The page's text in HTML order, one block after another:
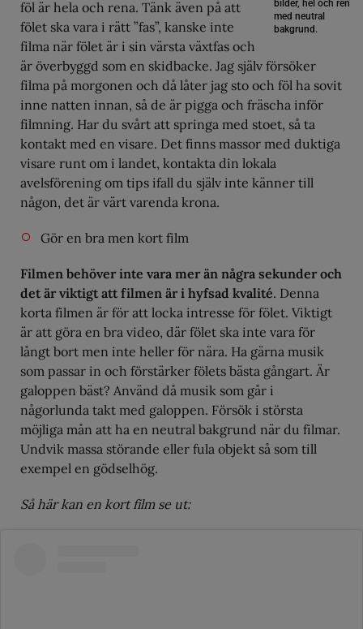
bilder, hel och ren
med neutral
bakgrund.
föl är hela och rena. Tänk även på att
fölet ska vara i rätt ”fas”, kanske inte
filma när fölet är i sin värsta växtfas och
är överbyggd som en skidbacke. Jag själv försöker
filma på morgonen och då låter jag sto och föl ha sovit
inne natten innan, så de är pigga och fräscha inför
filmning. Har du svårt att springa med stoet, så ta
kontakt med en visare. Det finns massor med duktiga
visare runt om i landet, kontakta din lokala
avelsförening om tips ifall du själv inte känner till
någon, det är värt varenda krona.
Gör en bra men kort film
Filmen behöver inte vara mer än några sekunder och
det är viktigt att filmen är i hyfsad kvalité. Denna
korta filmen är för att locka intresse för fölet. Viktigt
är att göra en bra video, där fölet ska inte vara för
långt bort men inte heller för nära. Ha gärna musik
som passar in och förstärker fölets bästa gångart. Är
galoppen bäst? Använd då musik som går i
någorlunda takt med galoppen. Försök i största
möjliga mån att ha en neutral bakgrund när du filmar.
Undvik massa störande eller fula objekt så som till
exempel en gödselhög.
Så här kan en kort film se ut: